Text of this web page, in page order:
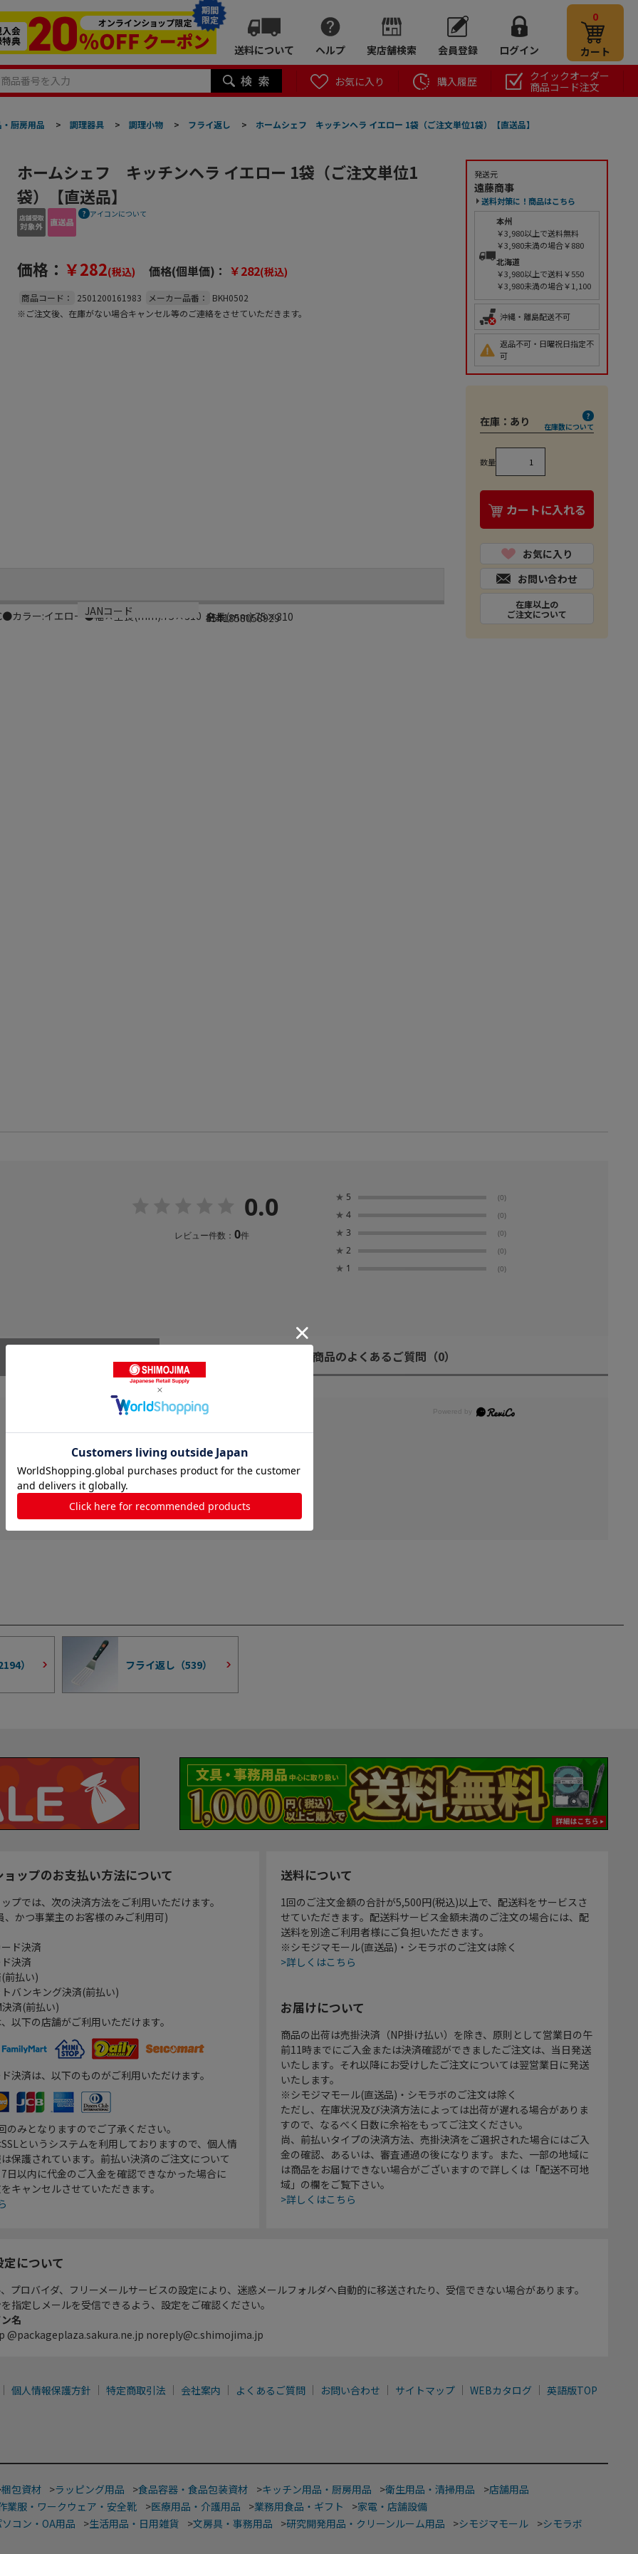
期間
限定
送料について ヘルプ 実店舗検索 会員登録 ログイン
0
カート
お気に入り 購入履歴
クイックオーダー
商品コード注文
厨房用品 > 調理器具 > 調理小物 > フライ返し > ホームシェフ キッチンヘラ イエロー 1袋（ご注文単位1袋）【直送品】
ホームシェフ キッチンヘラ イエロー 1袋（ご注文単位1
袋）【直送品】
アイコンについて
価格： ￥282(税込) 価格(個単価)： ￥282(税込)
商品コード： 2501200161983 メーカー品番：
BKH0502
※ご注文後、在庫がない場合キャンセル等のご連絡をさせていただきます。
カラー:イエロー●幅×全長(mm):75×310
サイズ
全長(mm):75×310
生産国
日本
JANコード
4541858058929
発送元
遠藤商事
送料対策に！商品はこちら
本州
￥3,980以上で送料無料
￥3,980未満の場合￥880
北海道
￥3,980以上で送料￥550
￥3,980未満の場合￥1,100
沖縄・離島配送不可
返品不可・日曜祝日指定不
可
在庫： あり 在庫数について
数量
カートに入れる
お気に入り
お問い合わせ
在庫以上の
ご注文について
0.0
レビュー件数： 0件
★ 5 (0)
★ 4 (0)
★ 3 (0)
★ 2 (0)
★ 1 (0)
商品のよくあるご質問 （0）
） フライ返し（539）
ップのお支払い方法について
プでは、次の決済方法をご利用いただけます。
、かつ事業主のお客様のみご利用可)
ド決済
決済
前払い)
バンキング決済(前払い)
決済(前払い)
以下の店舗がご利用いただけます。
決済は、以下のものがご利用いただけます。
のみとなりますのでご了承ください。
というシステムを利用しておりますので、個人情
保護されています。前払い決済のご注文について
日以内に代金のご入金を確認できなかった場合に
キャンセルさせていただきます。
送料について
1回のご注文金額の合計が5,500円(税込)以上で、配送料をサービスさ
せていただきます。配送料サービス金額未満のご注文の場合には、配
送料を別途ご利用者様にご負担いただきます。
※シモジマモール(直送品)・シモラボのご注文は除く
>詳しくはこちら
お届けについて
商品の出荷は売掛決済（NP掛け払い）を除き、原則として営業日の午
前11時までにご入金または決済確認ができましたご注文は、当日発送
いたします。それ以降にお受けしたご注文については翌営業日に発送
いたします。
※シモジマモール(直送品)・シモラボのご注文は除く
ただし、在庫状況及び決済方法によっては出荷が遅れる場合がありま
すので、なるべく日数に余裕をもってご注文ください。
尚、前払いタイプの決済方法、売掛決済をご選択された場合にはご入
金の確認、あるいは、審査通過の後になります。また、一部の地域に
は商品をお届けできない場合がございますので詳しくは「配送不可地
域」の欄をご覧下さい。
>詳しくはこちら
について
プロバイダ、フリーメールサービスの設定により、迷惑メールフォルダへ自動的に移送されたり、受信できない場合があります。
指定しメールを受信できるよう、設定をご確認ください。
名
@packageplaza.sakura.ne.jp noreply@c.shimojima.jp
個人情報保護方針 特定商取引法 会社案内 よくあるご質問 お問い合わせ サイトマップ WEBカタログ 英語版TOP
梱包資材 >ラッピング用品 >食品容器・食品包装資材 >キッチン用品・厨房用品 >衛生用品・清掃用品 >店舗用品
業服・ワークウェア・安全靴 >医療用品・介護用品 >業務用食品・ギフト >家電・店舗設備
コン・OA用品 >生活用品・日用雑貨 >文房具・事務用品 >研究開発用品・クリーンルーム用品 >シモジマモール >シモラボ